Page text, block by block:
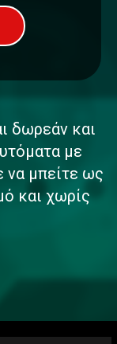
δωρεάν και
με
να μπείτε ως
και χωρίς